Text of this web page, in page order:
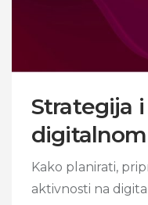
Strategija
Kako planirati,
aktivnosti na